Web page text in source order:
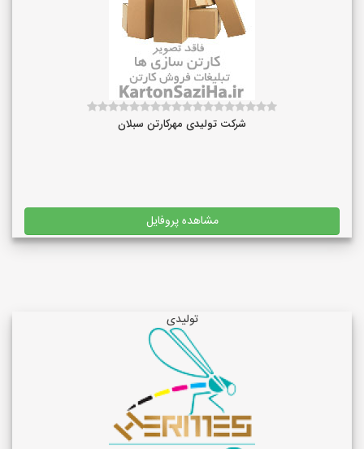
شرکت تولیدی مهرکارتن سبلان
مشاهده پروفایل
تولیدی